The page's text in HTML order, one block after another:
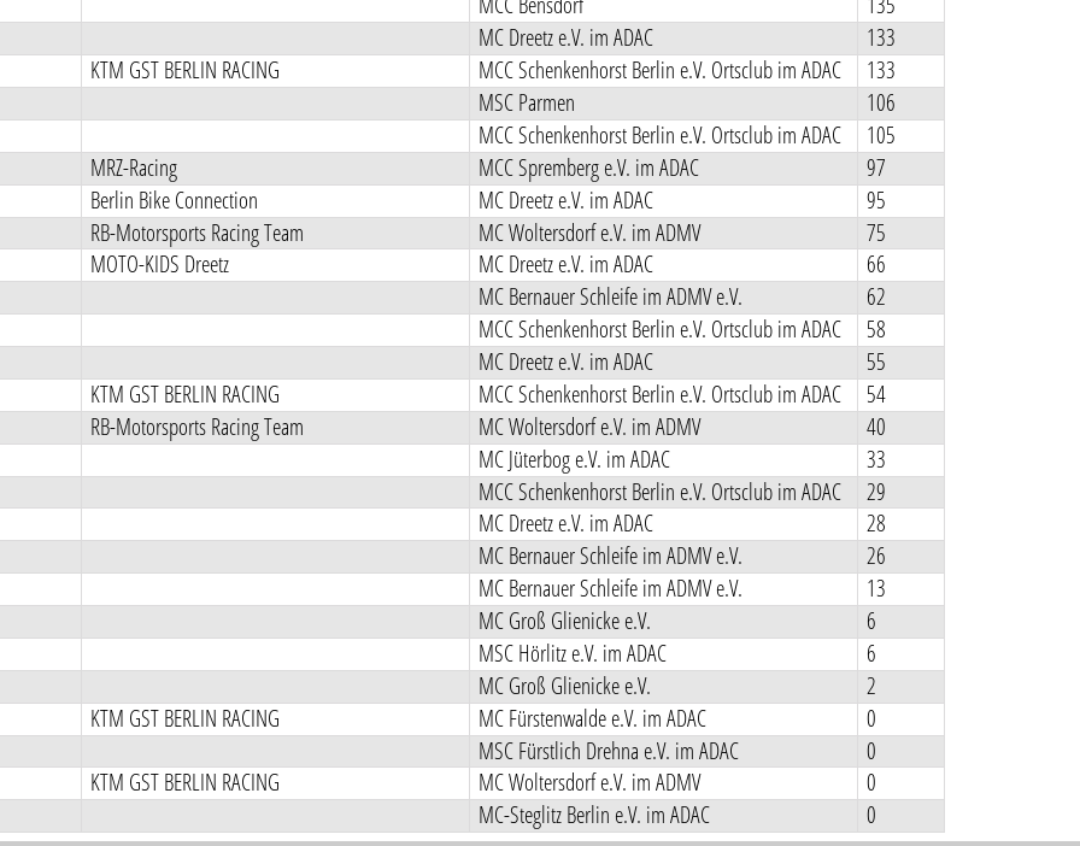
MC Dreetz e.V. im ADAC
133
KTM GST BERLIN RACING
MCC Schenkenhorst Berlin e.V. Ortsclub im ADAC
133
MSC Parmen
106
MCC Schenkenhorst Berlin e.V. Ortsclub im ADAC
105
MRZ-Racing
MCC Spremberg e.V. im ADAC
97
Berlin Bike Connection
MC Dreetz e.V. im ADAC
95
RB-Motorsports Racing Team
MC Woltersdorf e.V. im ADMV
75
MOTO-KIDS Dreetz
MC Dreetz e.V. im ADAC
66
MC Bernauer Schleife im ADMV e.V.
62
MCC Schenkenhorst Berlin e.V. Ortsclub im ADAC
58
MC Dreetz e.V. im ADAC
55
KTM GST BERLIN RACING
MCC Schenkenhorst Berlin e.V. Ortsclub im ADAC
54
RB-Motorsports Racing Team
MC Woltersdorf e.V. im ADMV
40
MC Jüterbog e.V. im ADAC
33
MCC Schenkenhorst Berlin e.V. Ortsclub im ADAC
29
MC Dreetz e.V. im ADAC
28
MC Bernauer Schleife im ADMV e.V.
26
MC Bernauer Schleife im ADMV e.V.
13
MC Groß Glienicke e.V.
6
MSC Hörlitz e.V. im ADAC
6
MC Groß Glienicke e.V.
2
KTM GST BERLIN RACING
MC Fürstenwalde e.V. im ADAC
0
MSC Fürstlich Drehna e.V. im ADAC
0
KTM GST BERLIN RACING
MC Woltersdorf e.V. im ADMV
0
MC-Steglitz Berlin e.V. im ADAC
0